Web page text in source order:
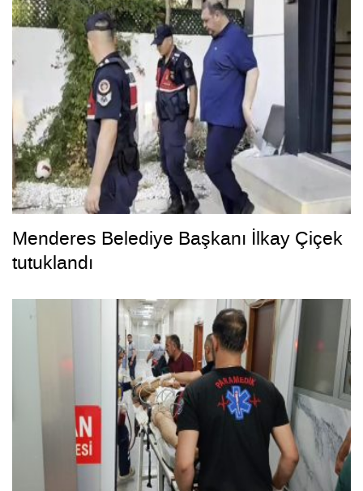
Menderes Belediye Başkanı İlkay Çiçek
tutuklandı